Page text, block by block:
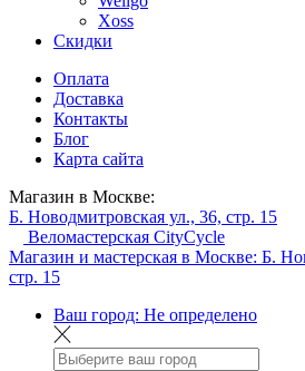
Xoss
Скидки
Оплата
Доставка
Контакты
Блог
Карта сайта
Магазин в Москве:
Б. Новодмитровская ул., 36, стр. 15
Веломастерская CityCycle
Магазин и мастерская в Москве: Б.
стр. 15
Ваш город: Не определено